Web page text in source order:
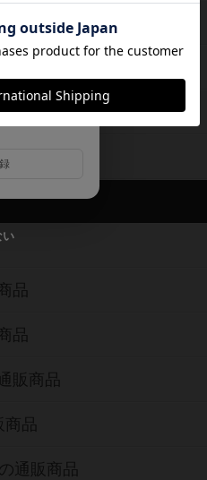
秒）
X
Facebook
い
品
品
販商品
商品
通販商品